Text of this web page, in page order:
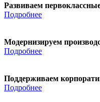
Развиваем
Подробнее
Модернизируем
Подробнее
Поддерживаем
Подробнее